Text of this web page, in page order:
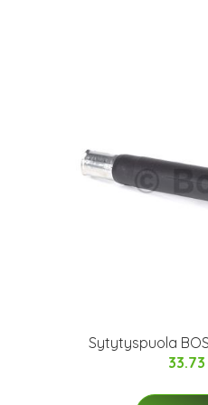
Sytytyspuola
33.73